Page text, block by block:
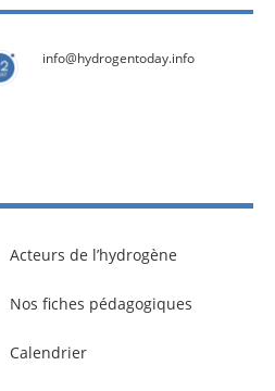
info@hydrogentoday.info
Acteurs de l’hydrogène
Nos fiches pédagogiques
Calendrier